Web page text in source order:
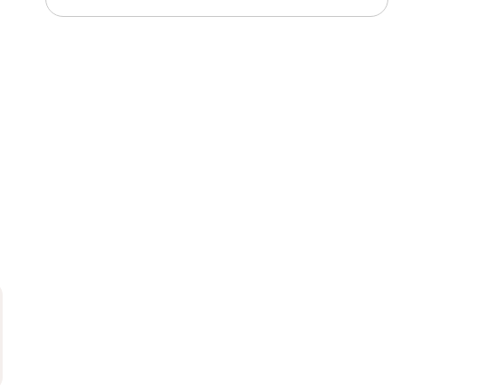
B) ti rimborseremo totalmente